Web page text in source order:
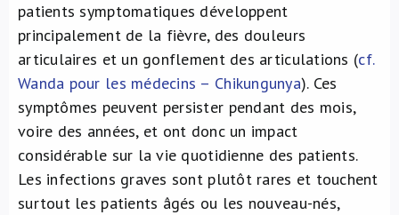
patients symptomatiques développent
principalement de la fièvre, des douleurs
articulaires et un gonflement des articulations (cf.
Wanda pour les médecins – Chikungunya). Ces
symptômes peuvent persister pendant des mois,
voire des années, et ont donc un impact
considérable sur la vie quotidienne des patients.
Les infections graves sont plutôt rares et touchent
surtout les patients âgés ou les nouveau-nés,